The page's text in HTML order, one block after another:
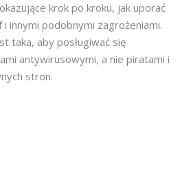
krok po kroku, jak uporać
innymi podobnymi zagrożeniami.
taka, aby posługiwać się
antywirusowymi, a nie piratami i
stron.